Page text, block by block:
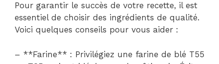
Pour garantir le succès de votre recette, il est
essentiel de choisir des ingrédients de qualité.
Voici quelques conseils pour vous aider :
– **Farine** : Privilégiez une farine de blé T55